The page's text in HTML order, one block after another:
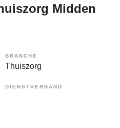
Midden
BRANCHE
Thuiszorg
DIENSTVERBAND